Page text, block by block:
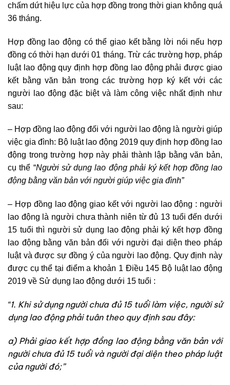
chấm dứt hiệu lực của hợp đồng trong thời gian không quá
36 tháng.
Hợp đồng lao động có thể giao kết bằng lời nói nếu hợp
đồng có thời hạn dưới 01 tháng. Trừ các trường hợp, pháp
luật lao động quy định hợp đồng lao động phải được giao
kết bằng văn bản trong các trường hợp ký kết với các
người lao động đặc biệt và làm công việc nhất định như
sau:
– Hợp đồng lao động đối với người lao động là người giúp
việc gia đình: Bộ luật lao động 2019 quy định hợp đồng lao
động trong trường hợp này phải thành lập bằng văn bản,
cụ thể “Người sử dụng lao động phải ký kết hợp đồng lao
động bằng văn bản với người giúp việc gia đình”
– Hợp đồng lao động giao kết với người lao động : người
lao động là người chưa thành niên từ đủ 13 tuổi đến dưới
15 tuổi thì người sử dụng lao động phải ký kết hợp đồng
lao động bằng văn bản đối với người đại diện theo pháp
luật và được sự đồng ý của người lao động. Quy định này
được cụ thể tại điểm a khoản 1 Điều 145 Bộ luật lao động
2019 về Sử dụng lao động dưới 15 tuổi :
“1. Khi sử dụng người chưa đủ 15 tuổi làm việc, người sử
dụng lao động phải tuân theo quy định sau đây:
a) Phải giao kết hợp đồng lao động bằng văn bản với
người chưa đủ 15 tuổi và người đại diện theo pháp luật
của người đó;”